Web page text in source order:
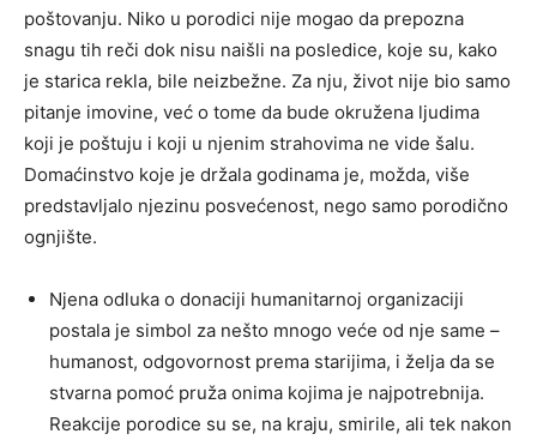
poštovanju. Niko u porodici nije mogao da prepozna
snagu tih reči dok nisu naišli na posledice, koje su, kako
je starica rekla, bile neizbežne. Za nju, život nije bio samo
pitanje imovine, već o tome da bude okružena ljudima
koji je poštuju i koji u njenim strahovima ne vide šalu.
Domaćinstvo koje je držala godinama je, možda, više
predstavljalo njezinu posvećenost, nego samo porodično
ognjište.
Njena odluka o donaciji humanitarnoj organizaciji
postala je simbol za nešto mnogo veće od nje same –
humanost, odgovornost prema starijima, i želja da se
stvarna pomoć pruža onima kojima je najpotrebnija.
Reakcije porodice su se, na kraju, smirile, ali tek nakon